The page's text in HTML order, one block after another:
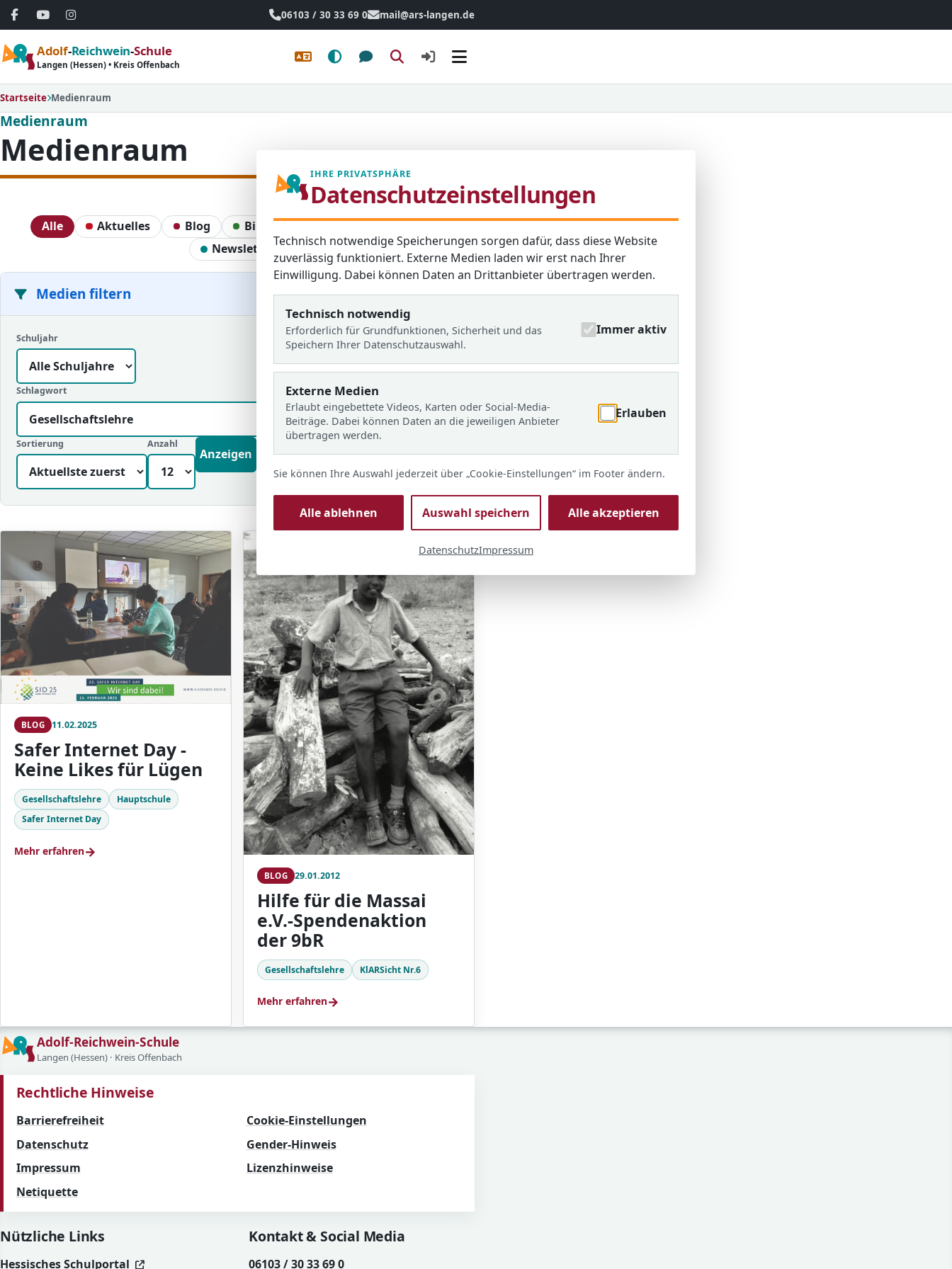
06103 / 30 33 69 0 mail@ars-langen.de
Adolf-Reichwein-Schule
Langen (Hessen) • Kreis Offenbach
Menü
Startseite Medienraum
Medienraum
Medienraum
Alle Aktuelles Blog Bildergalerien
Schulzeitung
Newsletter
Medien filtern
Schuljahr
Schlagwort
Sortierung Anzahl
Anzeigen
BLOG 11.02.2025
Safer Internet Day -
Keine Likes für Lügen
Gesellschaftslehre
Hauptschule
Safer Internet Day
Mehr erfahren→
BLOG 29.01.2012
Hilfe für die Massai
e.V.-Spendenaktion
der 9bR
Gesellschaftslehre KlARSicht Nr.6
Mehr erfahren→
Adolf-Reichwein-Schule
Langen (Hessen) · Kreis Offenbach
Rechtliche Hinweise
Barrierefreiheit
Cookie-Einstellungen
Datenschutz
Gender-Hinweis
Impressum
Lizenzhinweise
Netiquette
Nützliche Links
Hessisches Schulportal (öffnet in neuem Fenster)
(öffnet in neuem Fenster)
Kontakt & Social Media
06103 / 30 33 69 0
IHRE PRIVATSPHÄRE
Datenschutzeinstellungen
Technisch notwendige Speicherungen sorgen dafür, dass diese Website
zuverlässig funktioniert. Externe Medien laden wir erst nach Ihrer
Einwilligung. Dabei können Daten an Drittanbieter übertragen werden.
Technisch notwendig
Erforderlich für Grundfunktionen, Sicherheit und das
Speichern Ihrer Datenschutzauswahl.
Immer aktiv
Externe Medien
Erlaubt eingebettete Videos, Karten oder Social-Media-
Beiträge. Dabei können Daten an die jeweiligen Anbieter
übertragen werden.
Erlauben
Sie können Ihre Auswahl jederzeit über „Cookie-Einstellungen“ im Footer ändern.
Alle ablehnen Auswahl speichern Alle akzeptieren
DatenschutzImpressum